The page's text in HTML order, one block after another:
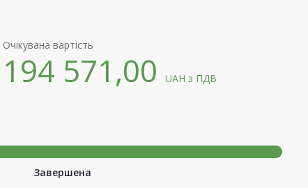
Очікувана вартість
194 571,00UAHз ПДВ
Завершена